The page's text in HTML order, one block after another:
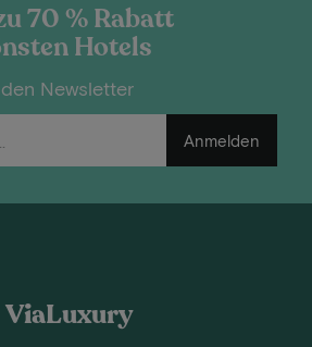
70 % Rabatt
Hotels
Newsletter
Anmelden
ViaLuxury